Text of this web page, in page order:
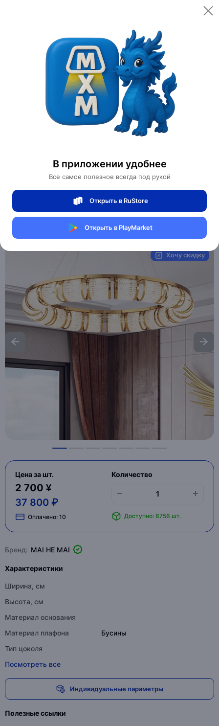
В приложении удобнее
Все самое полезное всегда под рукой
Открыть в RuStore
Открыть в PlayMarket
Открыть
Категории Светильники
Люстры
Люстра подвесная, медная, Elaxor, металл, 60*10 см, LED
металл, 60*10 см, LED
Магазин Table lamps
MXM6031027886
Хочу скидку
Цена за шт.
2 700 ¥
37 800 ₽
Оплачено: 10
Количество
Доступно: 8756 шт.
Бренд: MAI HE MAI
Характеристики
Ширина, см
Высота, см
Материал основания
Материал плафона
Бусины
Тип цоколя
Посмотреть все
Индивидуальные параметры
Полезные ссылки